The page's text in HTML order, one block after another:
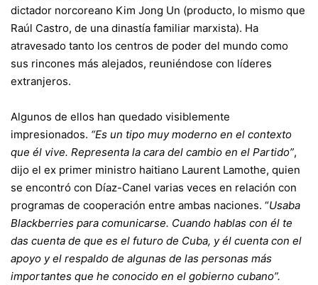
dictador norcoreano Kim Jong Un (producto, lo mismo que
Raúl Castro, de una dinastía familiar marxista). Ha
atravesado tanto los centros de poder del mundo como
sus rincones más alejados, reuniéndose con líderes
extranjeros.
Algunos de ellos han quedado visiblemente
impresionados. “Es un tipo muy moderno en el contexto
que él vive. Representa la cara del cambio en el Partido”,
dijo el ex primer ministro haitiano Laurent Lamothe, quien
se encontró con Díaz-Canel varias veces en relación con
programas de cooperación entre ambas naciones. “Usaba
Blackberries para comunicarse. Cuando hablas con él te
das cuenta de que es el futuro de Cuba, y él cuenta con el
apoyo y el respaldo de algunas de las personas más
importantes que he conocido en el gobierno cubano”.